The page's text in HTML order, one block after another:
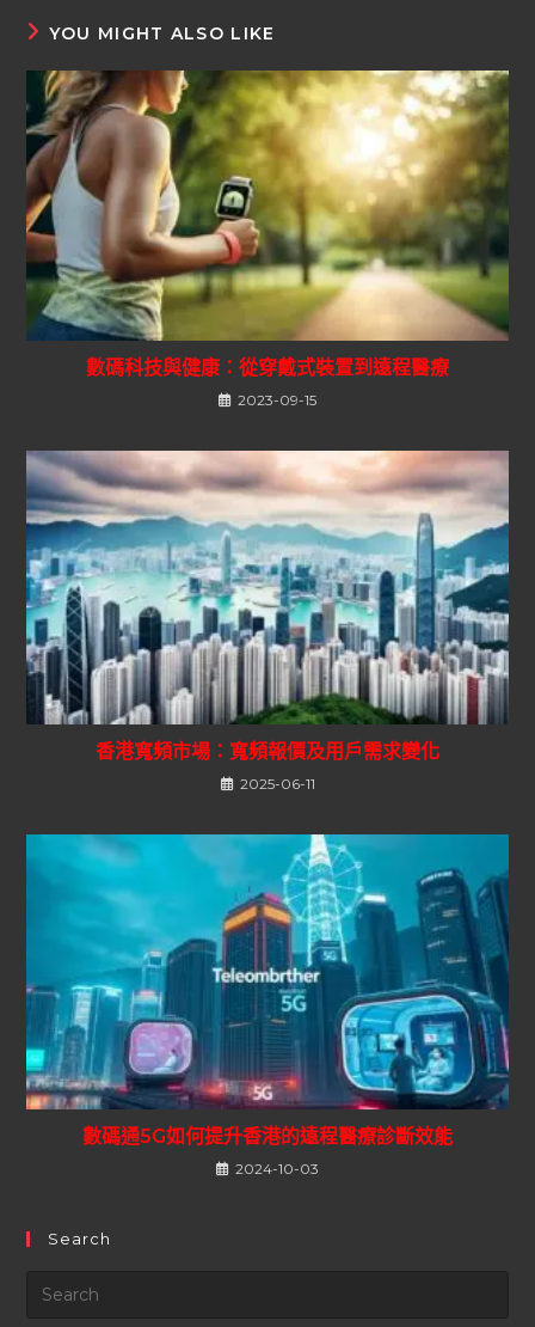
YOU MIGHT ALSO LIKE
數碼科技與健康：從穿戴式裝置到遠程醫療
2023-09-15
香港寬頻市場：寬頻報價及用戶需求變化
2025-06-11
數碼通5G如何提升香港的遠程醫療診斷效能
2024-10-03
Search